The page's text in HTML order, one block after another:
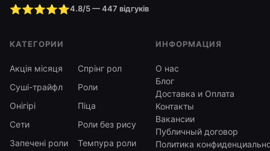
⭐⭐⭐⭐⭐4.8/5 — 447 відгуків
КАТЕГОРИИ
Акція місяця
Спрінг рол
Суші-трайфл
Роли
Онігірі
Піца
Сети
Роли без рису
Запечені роли
Темпура роли
ИНФОРМАЦИЯ
О нас
Блог
Доставка и Оплата
Контакты
Вакансии
Публичный договор
Политика